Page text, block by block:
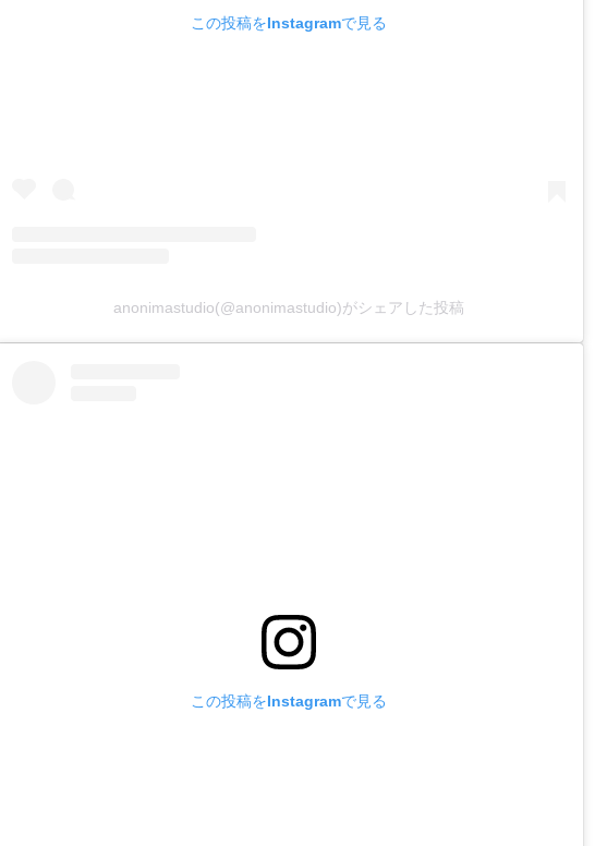
この投稿をInstagramで見る
anonimastudio(@anonimastudio)がシェアした投稿
この投稿をInstagramで見る